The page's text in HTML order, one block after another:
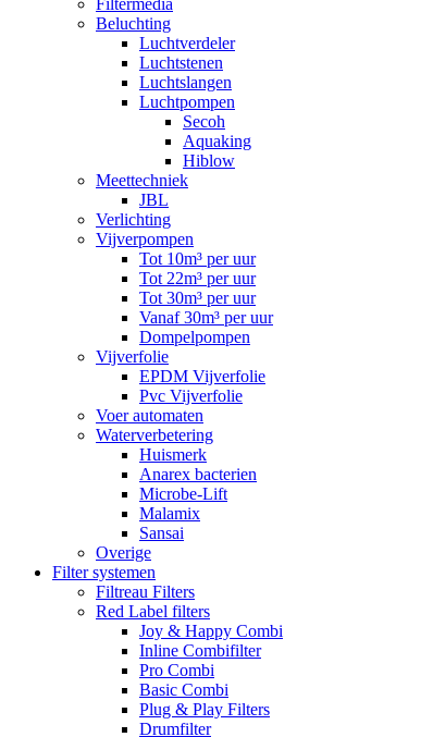
Filtermedia
Beluchting
Luchtverdeler
Luchtstenen
Luchtslangen
Luchtpompen
Secoh
Aquaking
Hiblow
Meettechniek
JBL
Verlichting
Vijverpompen
Tot 10m³ per uur
Tot 22m³ per uur
Tot 30m³ per uur
Vanaf 30m³ per uur
Dompelpompen
Vijverfolie
EPDM Vijverfolie
Pvc Vijverfolie
Voer automaten
Waterverbetering
Huismerk
Anarex bacterien
Microbe-Lift
Malamix
Sansai
Overige
Filter systemen
Filtreau Filters
Red Label filters
Joy & Happy Combi
Inline Combifilter
Pro Combi
Basic Combi
Plug & Play Filters
Drumfilter